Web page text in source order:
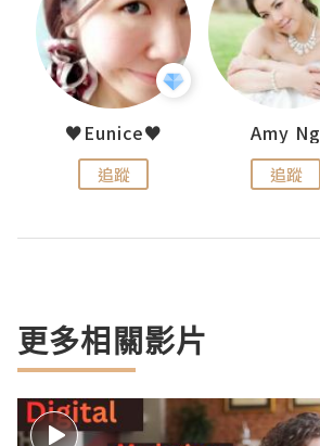
♥Eunice♥
追蹤
Amy Ng
追蹤
更多相關影片